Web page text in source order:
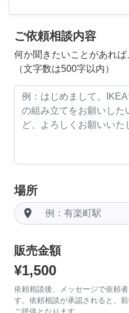
ご依頼相談内容
何か聞きたいことがあれ
（文字数は500字以内）
場所
room
販売金額
¥1,500
依頼相談後、メッセージで依頼
す。依頼相談が承認されると、